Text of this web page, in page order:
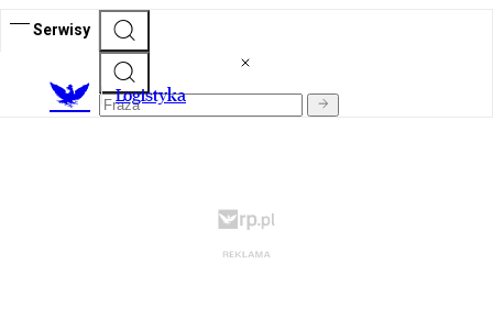
Serwisy
Logistyka